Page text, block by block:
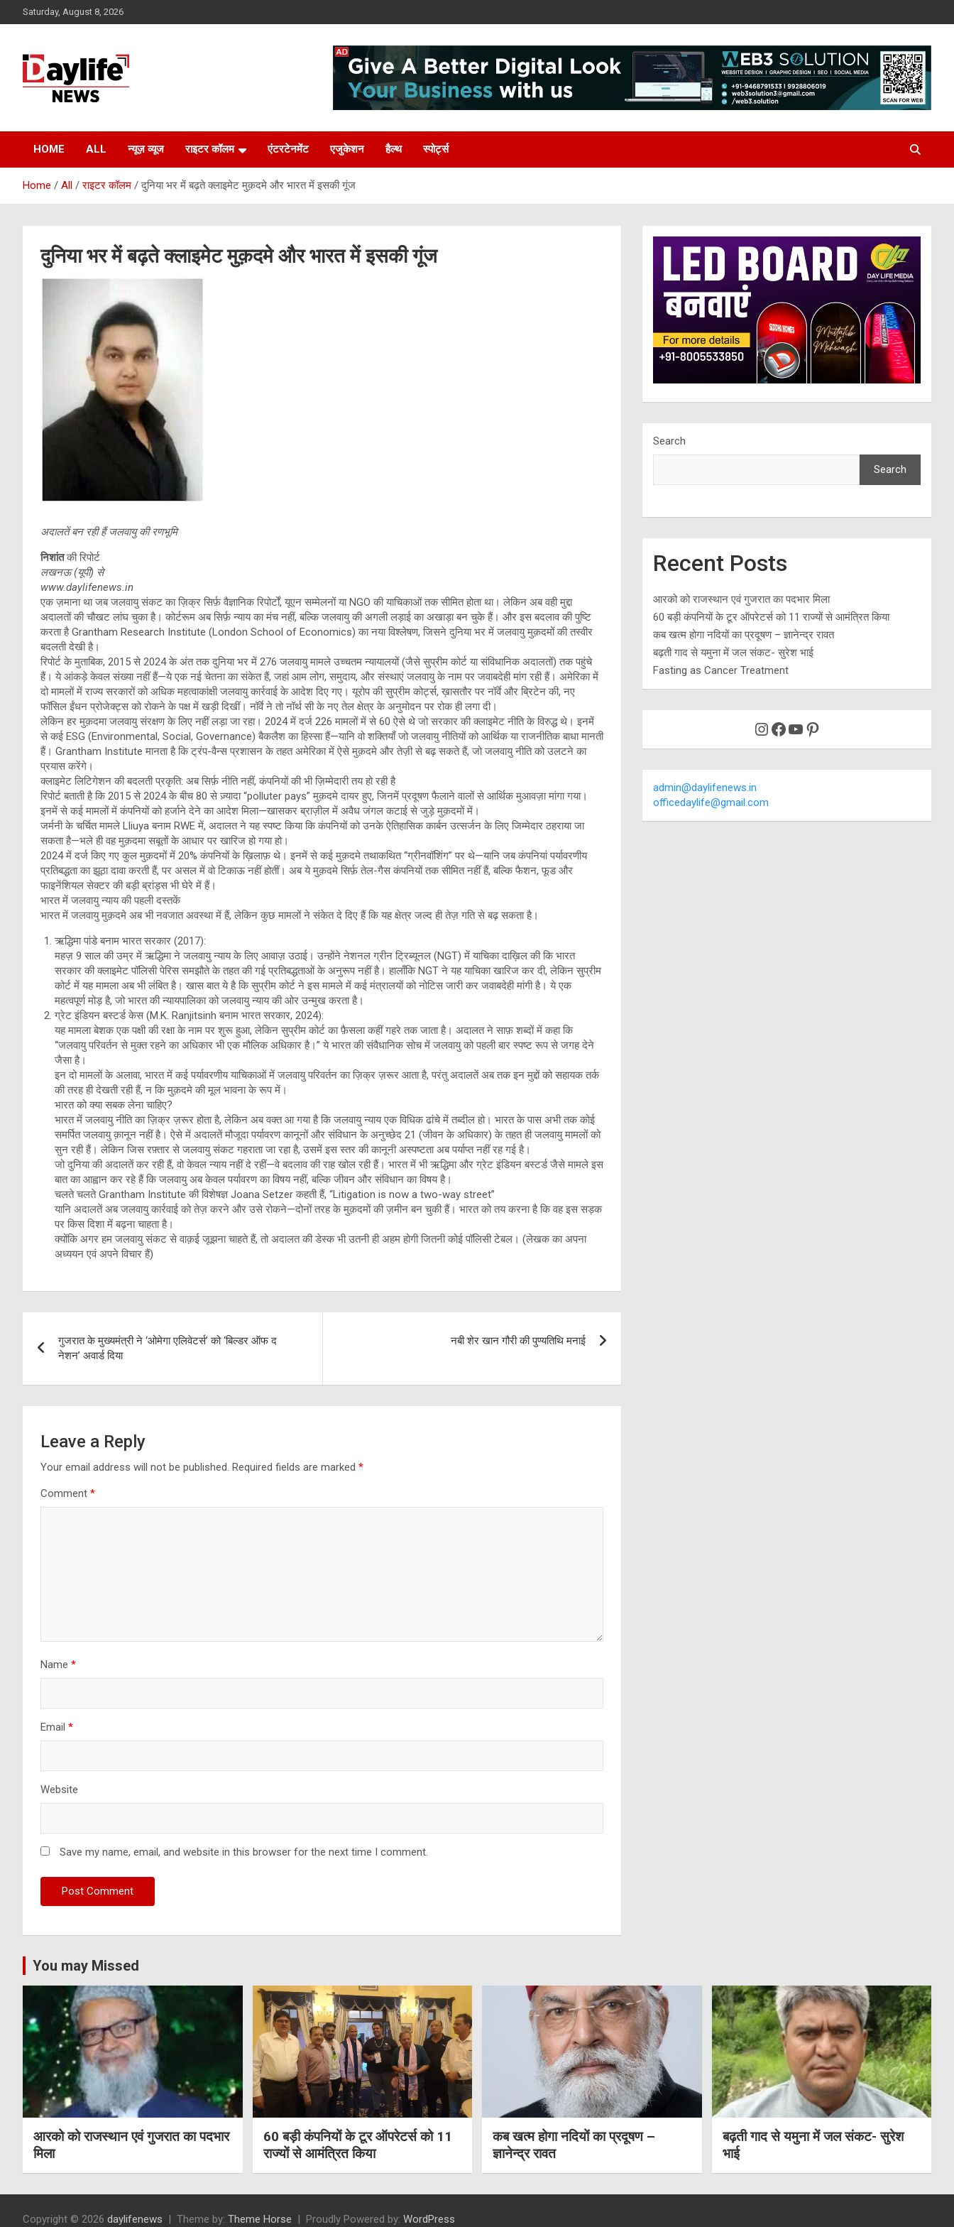
to
Saturday, August 8, 2026
HOME ALL न्यूज़ व्यूज राइटर कॉलम एंटरटेनमेंट एजुकेशन हैल्थ स्पोर्ट्स
Home All राइटर कॉलम दुनिया भर में बढ़ते क्लाइमेट मुक़दमे और भारत में इसकी गूंज
दुनिया भर में बढ़ते क्लाइमेट मुक़दमे और भारत में इसकी गूंज
अदालतें बन रही हैं जलवायु की रणभूमि
निशांतकी रिपोर्ट
लखनऊ (यूपी) से
www.daylifenews.in
एक ज़माना था जब जलवायु संकट का ज़िक्र सिर्फ़ वैज्ञानिक रिपोर्टों, यूएन सम्मेलनों या NGO की याचिकाओं तक सीमित होता था। लेकिन अब वही मुद्दा
अदालतों की चौखट लांघ चुका है। कोर्टरूम अब सिर्फ़ न्याय का मंच नहीं, बल्कि जलवायु की अगली लड़ाई का अखाड़ा बन चुके हैं। और इस बदलाव की पुष्टि
करता है Grantham Research Institute (London School of Economics) का नया विश्लेषण, जिसने दुनिया भर में जलवायु मुक़दमों की तस्वीर
बदलती देखी है।
रिपोर्ट के मुताबिक, 2015 से 2024 के अंत तक दुनिया भर में 276 जलवायु मामले उच्चतम न्यायालयों (जैसे सुप्रीम कोर्ट या संविधानिक अदालतों) तक पहुंचे
हैं। ये आंकड़े केवल संख्या नहीं हैं—ये एक नई चेतना का संकेत हैं, जहां आम लोग, समुदाय, और संस्थाएं जलवायु के नाम पर जवाबदेही मांग रही हैं। अमेरिका में
दो मामलों में राज्य सरकारों को अधिक महत्वाकांक्षी जलवायु कार्रवाई के आदेश दिए गए। यूरोप की सुप्रीम कोर्ट्स, ख़ासतौर पर नॉर्वे और ब्रिटेन की, नए
फॉसिल ईंधन प्रोजेक्ट्स को रोकने के पक्ष में खड़ी दिखीं। नॉर्वे ने तो नॉर्थ सी के नए तेल क्षेत्र के अनुमोदन पर रोक ही लगा दी।
लेकिन हर मुक़दमा जलवायु संरक्षण के लिए नहीं लड़ा जा रहा। 2024 में दर्ज 226 मामलों में से 60 ऐसे थे जो सरकार की क्लाइमेट नीति के विरुद्ध थे। इनमें
से कई ESG (Environmental, Social, Governance) बैकलैश का हिस्सा हैं—यानि वो शक्तियाँ जो जलवायु नीतियों को आर्थिक या राजनीतिक बाधा मानती
हैं। Grantham Institute मानता है कि ट्रंप-वैन्स प्रशासन के तहत अमेरिका में ऐसे मुक़दमे और तेज़ी से बढ़ सकते हैं, जो जलवायु नीति को उलटने का
प्रयास करेंगे।
क्लाइमेट लिटिगेशन की बदलती प्रकृति: अब सिर्फ़ नीति नहीं, कंपनियों की भी ज़िम्मेदारी तय हो रही है
रिपोर्ट बताती है कि 2015 से 2024 के बीच 80 से ज़्यादा “polluter pays” मुक़दमे दायर हुए, जिनमें प्रदूषण फैलाने वालों से आर्थिक मुआवज़ा मांगा गया।
इनमें से कई मामलों में कंपनियों को हर्जाने देने का आदेश मिला—खासकर ब्राज़ील में अवैध जंगल कटाई से जुड़े मुक़दमों में।
जर्मनी के चर्चित मामले Lliuya बनाम RWE में, अदालत ने यह स्पष्ट किया कि कंपनियों को उनके ऐतिहासिक कार्बन उत्सर्जन के लिए जिम्मेदार ठहराया जा
सकता है—भले ही वह मुक़दमा सबूतों के आधार पर खारिज हो गया हो।
2024 में दर्ज किए गए कुल मुक़दमों में 20% कंपनियों के ख़िलाफ़ थे। इनमें से कई मुक़दमे तथाकथित “ग्रीनवॉशिंग” पर थे—यानि जब कंपनियां पर्यावरणीय
प्रतिबद्धता का झूठा दावा करती हैं, पर असल में वो टिकाऊ नहीं होतीं। अब ये मुक़दमे सिर्फ़ तेल-गैस कंपनियों तक सीमित नहीं हैं, बल्कि फैशन, फूड और
फाइनेंशियल सेक्टर की बड़ी ब्रांड्स भी घेरे में हैं।
भारत में जलवायु न्याय की पहली दस्तकें
भारत में जलवायु मुक़दमे अब भी नवजात अवस्था में हैं, लेकिन कुछ मामलों ने संकेत दे दिए हैं कि यह क्षेत्र जल्द ही तेज़ गति से बढ़ सकता है।
ऋद्धिमा पांडे बनाम भारत सरकार (2017):
महज़ 9 साल की उम्र में ऋद्धिमा ने जलवायु न्याय के लिए आवाज़ उठाई। उन्होंने नेशनल ग्रीन ट्रिब्यूनल (NGT) में याचिका दाख़िल की कि भारत
सरकार की क्लाइमेट पॉलिसी पेरिस समझौते के तहत की गई प्रतिबद्धताओं के अनुरूप नहीं है। हालाँकि NGT ने यह याचिका खारिज कर दी, लेकिन सुप्रीम
कोर्ट में यह मामला अब भी लंबित है। खास बात ये है कि सुप्रीम कोर्ट ने इस मामले में कई मंत्रालयों को नोटिस जारी कर जवाबदेही मांगी है। ये एक
महत्वपूर्ण मोड़ है, जो भारत की न्यायपालिका को जलवायु न्याय की ओर उन्मुख करता है।
ग्रेट इंडियन बस्टर्ड केस (M.K. Ranjitsinh बनाम भारत सरकार, 2024):
यह मामला बेशक एक पक्षी की रक्षा के नाम पर शुरू हुआ, लेकिन सुप्रीम कोर्ट का फ़ैसला कहीं गहरे तक जाता है। अदालत ने साफ़ शब्दों में कहा कि
“जलवायु परिवर्तन से मुक्त रहने का अधिकार भी एक मौलिक अधिकार है।” ये भारत की संवैधानिक सोच में जलवायु को पहली बार स्पष्ट रूप से जगह देने
जैसा है।
इन दो मामलों के अलावा, भारत में कई पर्यावरणीय याचिकाओं में जलवायु परिवर्तन का ज़िक्र ज़रूर आता है, परंतु अदालतें अब तक इन मुद्दों को सहायक तर्क
की तरह ही देखती रही हैं, न कि मुक़दमे की मूल भावना के रूप में।
भारत को क्या सबक लेना चाहिए?
भारत में जलवायु नीति का ज़िक्र ज़रूर होता है, लेकिन अब वक्त आ गया है कि जलवायु न्याय एक विधिक ढांचे में तब्दील हो। भारत के पास अभी तक कोई
समर्पित जलवायु क़ानून नहीं है। ऐसे में अदालतें मौजूदा पर्यावरण कानूनों और संविधान के अनुच्छेद 21 (जीवन के अधिकार) के तहत ही जलवायु मामलों को
सुन रही हैं। लेकिन जिस रफ़्तार से जलवायु संकट गहराता जा रहा है, उसमें इस स्तर की कानूनी अस्पष्टता अब पर्याप्त नहीं रह गई है।
जो दुनिया की अदालतें कर रही हैं, वो केवल न्याय नहीं दे रहीं—वे बदलाव की राह खोल रही हैं। भारत में भी ऋद्धिमा और ग्रेट इंडियन बस्टर्ड जैसे मामले इस
बात का आह्वान कर रहे हैं कि जलवायु अब केवल पर्यावरण का विषय नहीं, बल्कि जीवन और संविधान का विषय है।
चलते चलते Grantham Institute की विशेषज्ञ Joana Setzer कहती हैं, “Litigation is now a two-way street”
यानि अदालतें अब जलवायु कार्रवाई को तेज़ करने और उसे रोकने—दोनों तरह के मुक़दमों की ज़मीन बन चुकी हैं। भारत को तय करना है कि वह इस सड़क
पर किस दिशा में बढ़ना चाहता है।
क्योंकि अगर हम जलवायु संकट से वाक़ई जूझना चाहते हैं, तो अदालत की डेस्क भी उतनी ही अहम होगी जितनी कोई पॉलिसी टेबल। (लेखक का अपना
अध्ययन एवं अपने विचार हैं)
navigation
गुजरात के मुख्यमंत्री ने ‘ओमेगा एलिवेटर्स’ को ‘बिल्डर ऑफ द
नेशन’ अवार्ड दिया
नबी शेर खान गौरी की पुण्यतिथि मनाई
Leave a Reply
Your email address will not be published. Required fields are marked *
Comment *
Name *
Email *
Website
Save my name, email, and website in this browser for the next time I comment.
Search
Search
Recent Posts
आरको को राजस्थान एवं गुजरात का पदभार मिला
60 बड़ी कंपनियों के टूर ऑपरेटर्स को 11 राज्यों से आमंत्रित किया
कब खत्म होगा नदियों का प्रदूषण – ज्ञानेन्द्र रावत
बढ़ती गाद से यमुना में जल संकट- सुरेश भाई
Fasting as Cancer Treatment
Instagram
Facebook
YouTube
Pinterest
admin@daylifenews.in
officedaylife@gmail.com
You may Missed
आरको को राजस्थान एवं गुजरात का पदभार
मिला
60 बड़ी कंपनियों के टूर ऑपरेटर्स को 11
राज्यों से आमंत्रित किया
कब खत्म होगा नदियों का प्रदूषण –
ज्ञानेन्द्र रावत
बढ़ती गाद से यमुना में जल संकट- सुरेश
भाई
Copyright © 2026 daylifenews Theme by: Theme Horse Proudly Powered by: WordPress